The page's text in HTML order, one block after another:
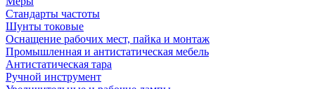
Стандарты частоты
Шунты токовые
Оснащение рабочих мест, пайка и монтаж
Промышленная и антистатическая мебель
Антистатическая тара
Ручной инструмент